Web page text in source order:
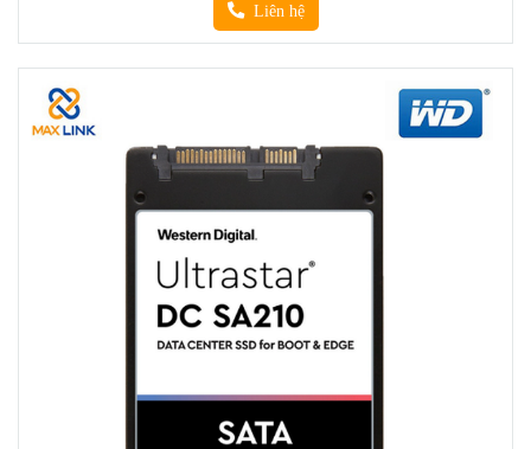
Liên hệ